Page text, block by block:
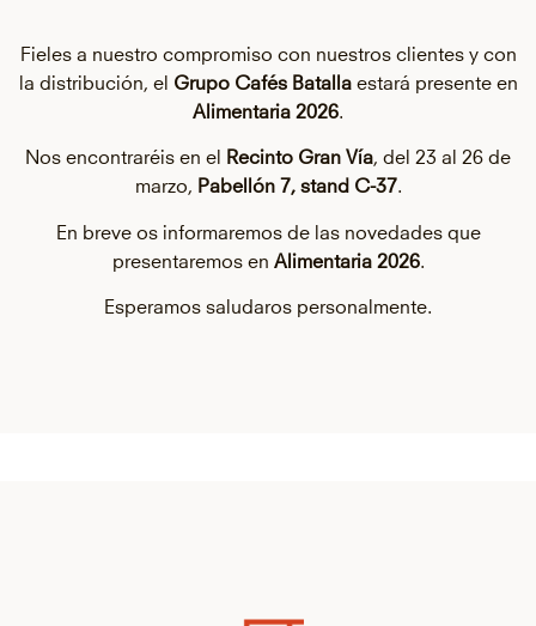
Fieles a nuestro compromiso con nuestros clientes y con
la distribución, el Grupo Cafés Batallaestará presente en
Alimentaria 2026
Nos encontraréis en el Recinto Gran Vía , del 23 al 26 de
marzo, Pabellón 7, stand C-37.
En breve os informaremos de las novedades que
presentaremos en Alimentaria 2026.
Esperamos saludaros personalmente.